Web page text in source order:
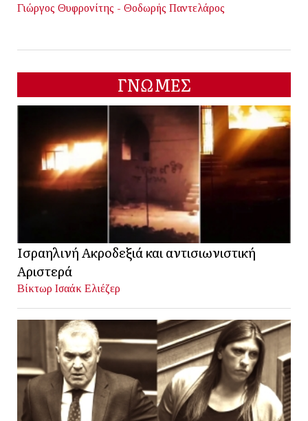
Γιώργος Θυφρονίτης - Θοδωρής Παντελάρος
ΓΝΩΜΕΣ
Ισραηλινή Ακροδεξιά και αντισιωνιστική
Αριστερά
Βίκτωρ Ισαάκ Ελιέζερ